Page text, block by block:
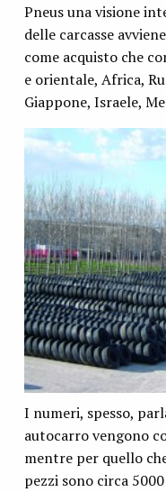
Pneus una visione
delle carcasse
come acquisto che
e orientale, Africa,
Giappone, Israele,
I numeri, spesso,
autocarro vengono
mentre per quello
pezzi sono circa